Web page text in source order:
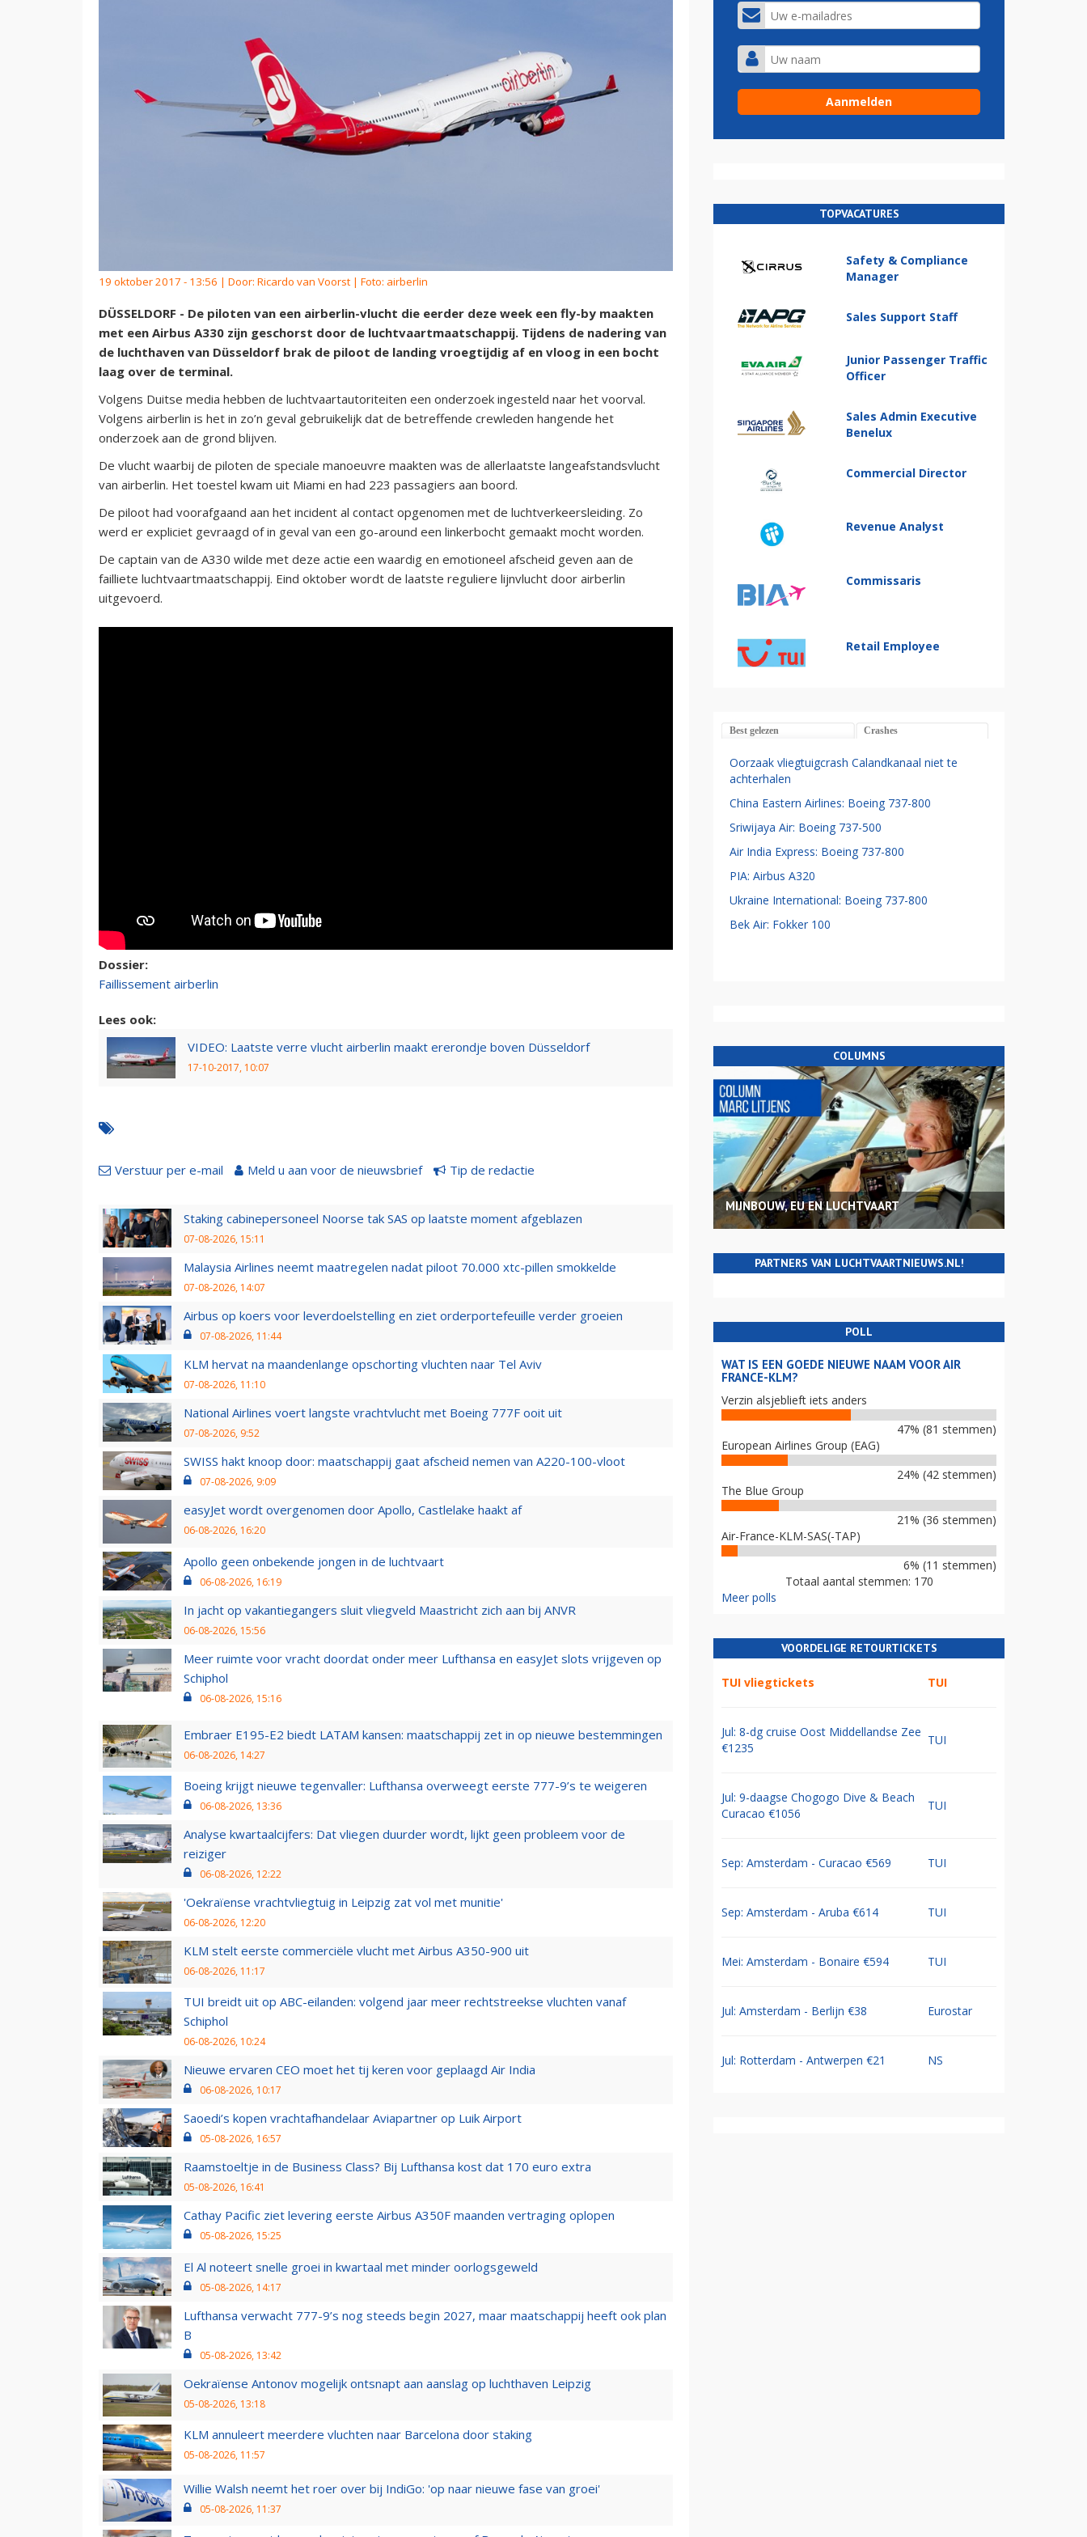
19 oktober 2017 - 13:56 | Door: Ricardo van Voorst | Foto: airberlin
DÜSSELDORF - De piloten van een airberlin-vlucht die eerder deze week een fly-by maakten
met een Airbus A330 zijn geschorst door de luchtvaartmaatschappij. Tijdens de nadering van
de luchthaven van Düsseldorf brak de piloot de landing vroegtijdig af en vloog in een bocht
laag over de terminal.
Volgens Duitse media hebben de luchtvaartautoriteiten een onderzoek ingesteld naar het voorval.
Volgens airberlin is het in zo’n geval gebruikelijk dat de betreffende crewleden hangende het
onderzoek aan de grond blijven.
De vlucht waarbij de piloten de speciale manoeuvre maakten was de allerlaatste langeafstandsvlucht
van airberlin. Het toestel kwam uit Miami en had 223 passagiers aan boord.
De piloot had voorafgaand aan het incident al contact opgenomen met de luchtverkeersleiding. Zo
werd er expliciet gevraagd of in geval van een go-around een linkerbocht gemaakt mocht worden.
De captain van de A330 wilde met deze actie een waardig en emotioneel afscheid geven aan de
failliete luchtvaartmaatschappij. Eind oktober wordt de laatste reguliere lijnvlucht door airberlin
uitgevoerd.
Dossier:
Faillissement airberlin
Lees ook:
VIDEO: Laatste verre vlucht airberlin maakt ererondje boven Düsseldorf
17-10-2017, 10:07
Verstuur per e-mail Meld u aan voor de nieuwsbrief Tip de redactie
Staking cabinepersoneel Noorse tak SAS op laatste moment afgeblazen
07-08-2026, 15:11
Malaysia Airlines neemt maatregelen nadat piloot 70.000 xtc-pillen smokkelde
07-08-2026, 14:07
Airbus op koers voor leverdoelstelling en ziet orderportefeuille verder groeien
07-08-2026, 11:44
KLM hervat na maandenlange opschorting vluchten naar Tel Aviv
07-08-2026, 11:10
National Airlines voert langste vrachtvlucht met Boeing 777F ooit uit
07-08-2026, 9:52
SWISS hakt knoop door: maatschappij gaat afscheid nemen van A220-100-vloot
07-08-2026, 9:09
easyJet wordt overgenomen door Apollo, Castlelake haakt af
06-08-2026, 16:20
Apollo geen onbekende jongen in de luchtvaart
06-08-2026, 16:19
In jacht op vakantiegangers sluit vliegveld Maastricht zich aan bij ANVR
06-08-2026, 15:56
Meer ruimte voor vracht doordat onder meer Lufthansa en easyJet slots vrijgeven op
Schiphol
06-08-2026, 15:16
Embraer E195-E2 biedt LATAM kansen: maatschappij zet in op nieuwe bestemmingen
06-08-2026, 14:27
Boeing krijgt nieuwe tegenvaller: Lufthansa overweegt eerste 777-9’s te weigeren
06-08-2026, 13:36
Analyse kwartaalcijfers: Dat vliegen duurder wordt, lijkt geen probleem voor de
reiziger
06-08-2026, 12:22
'Oekraïense vrachtvliegtuig in Leipzig zat vol met munitie'
06-08-2026, 12:20
KLM stelt eerste commerciële vlucht met Airbus A350-900 uit
06-08-2026, 11:17
TUI breidt uit op ABC-eilanden: volgend jaar meer rechtstreekse vluchten vanaf
Schiphol
06-08-2026, 10:24
Nieuwe ervaren CEO moet het tij keren voor geplaagd Air India
06-08-2026, 10:17
Saoedi’s kopen vrachtafhandelaar Aviapartner op Luik Airport
05-08-2026, 16:57
Raamstoeltje in de Business Class? Bij Lufthansa kost dat 170 euro extra
05-08-2026, 16:41
Cathay Pacific ziet levering eerste Airbus A350F maanden vertraging oplopen
05-08-2026, 15:25
El Al noteert snelle groei in kwartaal met minder oorlogsgeweld
05-08-2026, 14:17
Lufthansa verwacht 777-9’s nog steeds begin 2027, maar maatschappij heeft ook plan
B
05-08-2026, 13:42
Oekraïense Antonov mogelijk ontsnapt aan aanslag op luchthaven Leipzig
05-08-2026, 13:18
KLM annuleert meerdere vluchten naar Barcelona door staking
05-08-2026, 11:57
Willie Walsh neemt het roer over bij IndiGo: 'op naar nieuwe fase van groei'
05-08-2026, 11:37
TOPVACATURES
Safety & Compliance
Manager
Sales Support Staff
Junior Passenger Traffic
Officer
Sales Admin Executive
Benelux
Commercial Director
Revenue Analyst
Commissaris
Retail Employee
Best gelezen Crashes
Oorzaak vliegtuigcrash Calandkanaal niet te
achterhalen
China Eastern Airlines: Boeing 737-800
Sriwijaya Air: Boeing 737-500
Air India Express: Boeing 737-800
PIA: Airbus A320
Ukraine International: Boeing 737-800
Bek Air: Fokker 100
COLUMNS
MIJNBOUW, EU EN LUCHTVAART
PARTNERS VAN LUCHTVAARTNIEUWS.NL!
POLL
WAT IS EEN GOEDE NIEUWE NAAM VOOR AIR
FRANCE-KLM?
Verzin alsjeblieft iets anders
47% (81 stemmen)
European Airlines Group (EAG)
24% (42 stemmen)
The Blue Group
21% (36 stemmen)
Air-France-KLM-SAS(-TAP)
6% (11 stemmen)
Totaal aantal stemmen: 170
Meer polls
VOORDELIGE RETOURTICKETS
TUI vliegtickets TUI
Jul: 8-dg cruise Oost Middellandse Zee
€1235
TUI
Jul: 9-daagse Chogogo Dive & Beach
Curacao €1056
TUI
Sep: Amsterdam - Curacao €569 TUI
Sep: Amsterdam - Aruba €614 TUI
Mei: Amsterdam - Bonaire €594 TUI
Jul: Amsterdam - Berlijn €38 Eurostar
Jul: Rotterdam - Antwerpen €21 NS